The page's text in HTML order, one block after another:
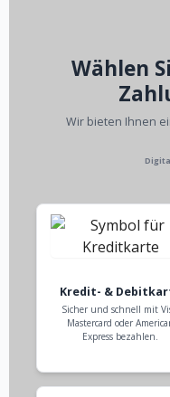
Wählen
Wir bieten Ihnen
Kredit- &
Sicher und schnell mit
Mastercard oder
Express bezahlen.